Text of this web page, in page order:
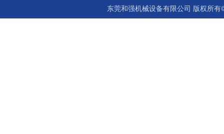
东莞和强机械设备有限公司 版权所